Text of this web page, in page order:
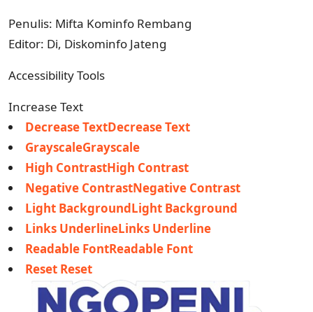
Penulis: Mifta Kominfo Rembang
Editor: Di, Diskominfo Jateng
Accessibility Tools
Increase Text
Decrease TextDecrease Text
GrayscaleGrayscale
High ContrastHigh Contrast
Negative ContrastNegative Contrast
Light BackgroundLight Background
Links UnderlineLinks Underline
Readable FontReadable Font
Reset Reset